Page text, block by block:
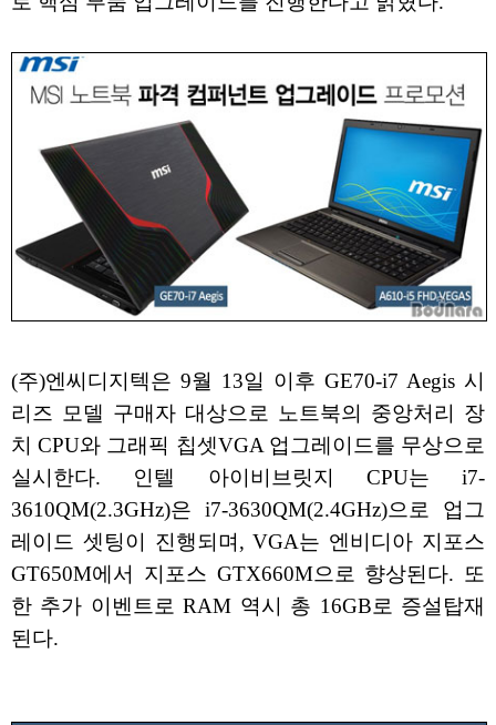
(주)엔씨디지텍은 9월 13일 이후 GE70-i7 Aegis 시
리즈 모델 구매자 대상으로 노트북의 중앙처리 장
치 CPU와 그래픽 칩셋VGA 업그레이드를 무상으로
실시한다. 인텔 아이비브릿지 CPU는 i7-
3610QM(2.3GHz)은 i7-3630QM(2.4GHz)으로 업그
레이드 셋팅이 진행되며, VGA는 엔비디아 지포스
GT650M에서 지포스 GTX660M으로 향상된다. 또
한 추가 이벤트로 RAM 역시 총 16GB로 증설탑재
된다.